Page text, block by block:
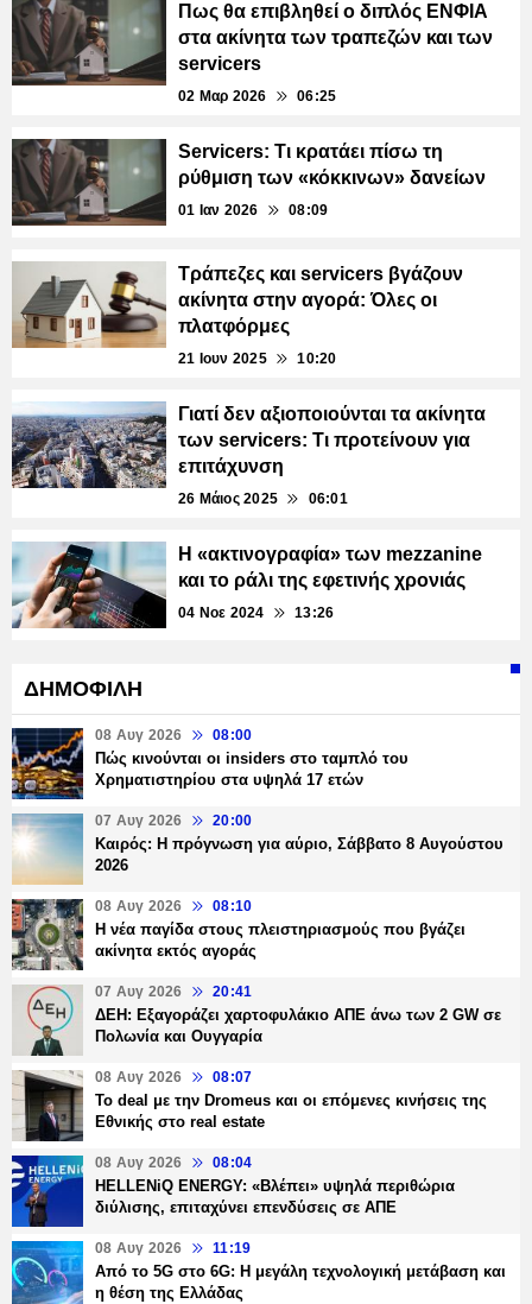
Πως θα επιβληθεί ο διπλός ΕΝΦΙΑ
στα ακίνητα των τραπεζών και των
servicers
02 Μαρ 2026 06:25
Servicers: Τι κρατάει πίσω τη
ρύθμιση των «κόκκινων» δανείων
01 Ιαν 2026 08:09
Τράπεζες και servicers βγάζουν
ακίνητα στην αγορά: Όλες οι
πλατφόρμες
21 Ιουν 2025 10:20
Γιατί δεν αξιοποιούνται τα ακίνητα
των servicers: Τι προτείνουν για
επιτάχυνση
26 Μάιος 2025 06:01
Η «ακτινογραφία» των mezzanine
και το ράλι της εφετινής χρονιάς
04 Νοε 2024 13:26
ΔΗΜΟΦΙΛΗ
08 Αυγ 2026 08:00
Πώς κινούνται οι insiders στο ταμπλό του
Χρηματιστηρίου στα υψηλά 17 ετών
07 Αυγ 2026 20:00
Καιρός: Η πρόγνωση για αύριο, Σάββατο 8 Αυγούστου
2026
08 Αυγ 2026 08:10
Η νέα παγίδα στους πλειστηριασμούς που βγάζει
ακίνητα εκτός αγοράς
07 Αυγ 2026 20:41
ΔΕΗ: Εξαγοράζει χαρτοφυλάκιο ΑΠΕ άνω των 2 GW σε
Πολωνία και Ουγγαρία
08 Αυγ 2026 08:07
Το deal με την Dromeus και οι επόμενες κινήσεις της
Εθνικής στο real estate
08 Αυγ 2026 08:04
HELLENiQ ENERGY: «Βλέπει» υψηλά περιθώρια
διύλισης, επιταχύνει επενδύσεις σε ΑΠΕ
08 Αυγ 2026 11:19
Από το 5G στο 6G: Η μεγάλη τεχνολογική μετάβαση και
η θέση της Ελλάδας